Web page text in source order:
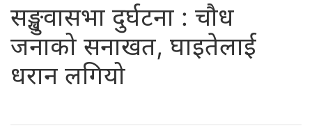
सङ्खुवासभा दुर्घटना : चौध
जनाको सनाखत, घाइतेलाई
धरान लगियो